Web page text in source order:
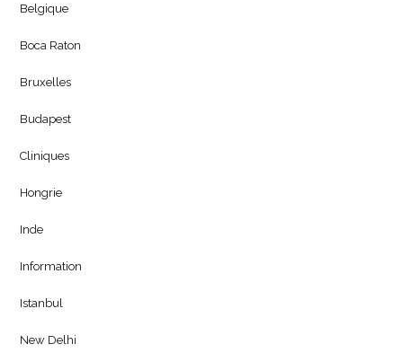
Belgique
Boca Raton
Bruxelles
Budapest
Cliniques
Hongrie
Inde
Information
Istanbul
New Delhi